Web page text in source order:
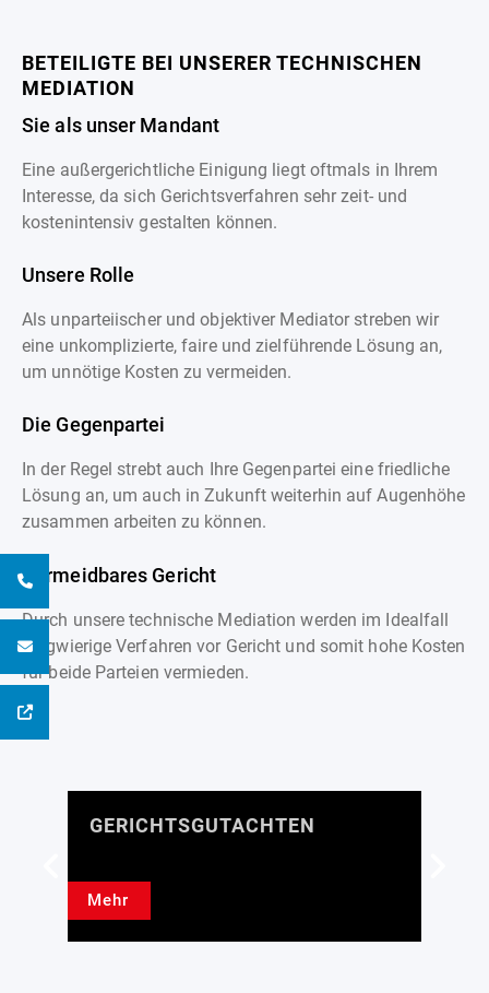
BETEILIGTE BEI UNSERER TECHNISCHEN
MEDIATION
Sie als unser Mandant
Eine außergerichtliche Einigung liegt oftmals in Ihrem
Interesse, da sich Gerichtsverfahren sehr zeit- und
kostenintensiv gestalten können.
Unsere Rolle
Als unparteiischer und objektiver Mediator streben wir
eine unkomplizierte, faire und zielführende Lösung an,
um unnötige Kosten zu vermeiden.
Die Gegenpartei
In der Regel strebt auch Ihre Gegenpartei eine friedliche
Lösung an, um auch in Zukunft weiterhin auf Augenhöhe
zusammen arbeiten zu können.
Vermeidbares Gericht
Durch unsere technische Mediation werden im Idealfall
langwierige Verfahren vor Gericht und somit hohe Kosten
für beide Parteien vermieden.
GERICHTSGUTACHTEN
Mehr